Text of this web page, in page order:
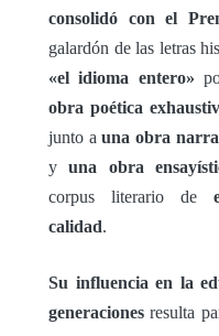
consolidó con el
galardón de las letras
«el idioma entero»
obra poética
junto auna obra
yuna obra
corpus literario de
calidad.
Su influencia en la
generaciones resulta